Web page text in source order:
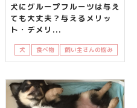
犬にグループフルーツは与え
ても大丈夫？与えるメリッ
ト・デメリ...
犬 食べ物 飼い主さんの悩み